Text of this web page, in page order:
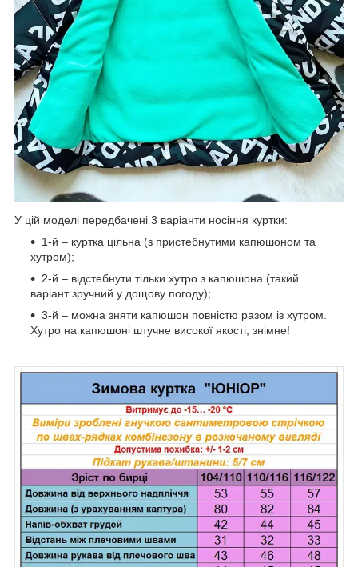
У цій моделі передбачені 3 варіанти носіння куртки:
1-й – куртка цільна (з пристебнутими капюшоном та
хутром);
2-й – відстебнути тільки хутро з капюшона (такий
варіант зручний у дощову погоду);
3-й – можна зняти капюшон повністю разом із хутром.
Хутро на капюшоні штучне високої якості, знімне!